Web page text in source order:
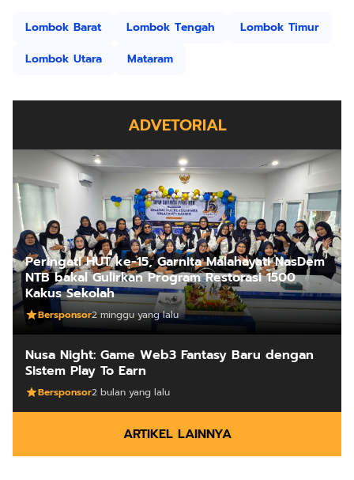
Lombok Barat Lombok Tengah
Lombok Timur
Lombok Utara
Mataram
ADVETORIAL
Peringati HUT ke-15, Garnita Malahayati NasDem
NTB bakal Gulirkan Program Restorasi 1500
Kakus Sekolah
Bersponsor2 minggu yang lalu
Nusa Night: Game Web3 Fantasy Baru dengan
Sistem Play To Earn
Bersponsor2 bulan yang lalu
ARTIKEL LAINNYA